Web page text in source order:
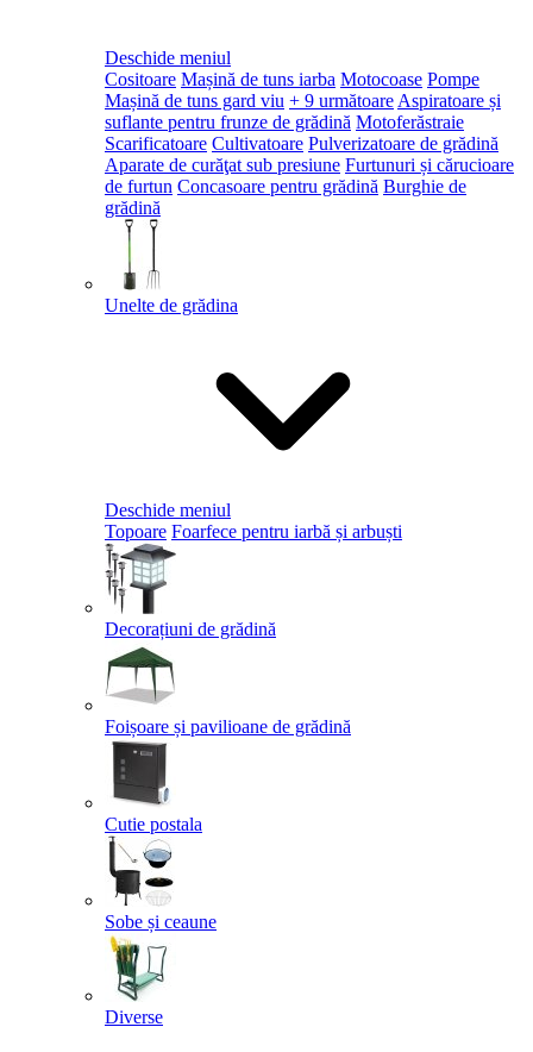
Deschide meniul
Cositoare Mașină de tuns iarba Motocoase Pompe
Mașină de tuns gard viu + 9 următoare Aspiratoare și
suflante pentru frunze de grădină Motoferăstraie
Scarificatoare Cultivatoare Pulverizatoare de grădină
Aparate de curăţat sub presiune Furtunuri și cărucioare
de furtun Concasoare pentru grădină Burghie de
grădină
Unelte de grădina
Deschide meniul
Topoare Foarfece pentru iarbă și arbuști
Decorațiuni de grădină
Foișoare și pavilioane de grădină
Cutie postala
Sobe și ceaune
Diverse